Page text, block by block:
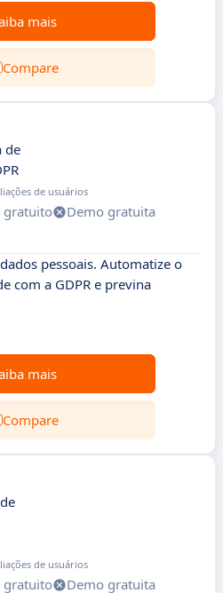
mais
Compare
de
de usuários
gratuito
Demo gratuita
pessoais. Automatize o
com a GDPR e previna
mais
Compare
de usuários
gratuito
Demo gratuita